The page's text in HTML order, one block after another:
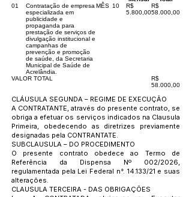
01
Contratação de empresa
especializada em
publicidade e
propaganda para
prestação de serviços de
divulgação institucional e
campanhas de
prevenção e promoção
de saúde, da Secretaria
Municipal de Saúde de
Acrelândia.
MÊS 10
R$
5.800,00
R$
58.000,00
VALOR TOTAL
R$
58.000,00
CLÁUSULA SEGUNDA – REGIME DE EXECUÇÃO
A CONTRATANTE, através do presente contrato, se
obriga a efetuar os serviços indicados na Clausula
Primeira, obedecendo as diretrizes previamente
designadas pela CONTRANTATE.
SUBCLAUSULA – DO PROCEDIMENTO
O presente contrato obedece ao Termo de
Referência da Dispensa Nº 002/2026,
regulamentada pela Lei Federal n°. 14.133/21 e suas
alterações.
CLAUSULA TERCEIRA - DAS OBRIGAÇÕES